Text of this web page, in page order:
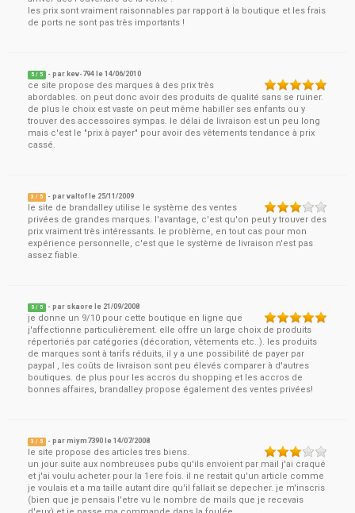
les prix sont vraiment raisonnables par rapport à la boutique et les frais
de ports ne sont pas très importants !
5 / 5 - par kev-794 le14/06/2010
ce site propose des marques à des prix très
abordables. on peut donc avoir des produits de qualité sans se ruiner.
de plus le choix est vaste on peut même habiller ses enfants ou y
trouver des accessoires sympas. le délai de livraison est un peu long
mais c'est le "prix à payer" pour avoir des vêtements tendance à prix
cassé.
3 / 5 - parvaltofle 25/11/2009
le site de brandalley utilise le système des ventes
privées de grandes marques. l'avantage, c'est qu'on peut y trouver des
prix vraiment très intéressants. le problème, en tout cas pour mon
expérience personnelle, c'est que le système de livraison n'est pas
assez fiable.
5 / 5 - par skaore le 21/09/2008
je donne un 9/10 pour cette boutique en ligne que
j'affectionne particulièrement. elle offre un large choix de produits
répertoriés par catégories (décoration, vêtements etc..). les produits
de marques sont à tarifs réduits, il y a une possibilité de payer par
paypal , les coûts de livraison sont peu élevés comparer à d'autres
boutiques. de plus pour les accros du shopping et les accros de
bonnes affaires, brandalley propose également des ventes privées!
3 / 5 - parmiym7390 le14/07/2008
le site propose des articles tres biens.
un jour suite aux nombreuses pubs qu'ils envoient par mail j'ai craqué
et j'ai voulu acheter pour la 1ere fois. il ne restait qu'un article comme
je voulais et a ma taille autant dire qu'il fallait se depecher. je m'inscris
(bien que je pensais l'etre vu le nombre de mails que je recevais